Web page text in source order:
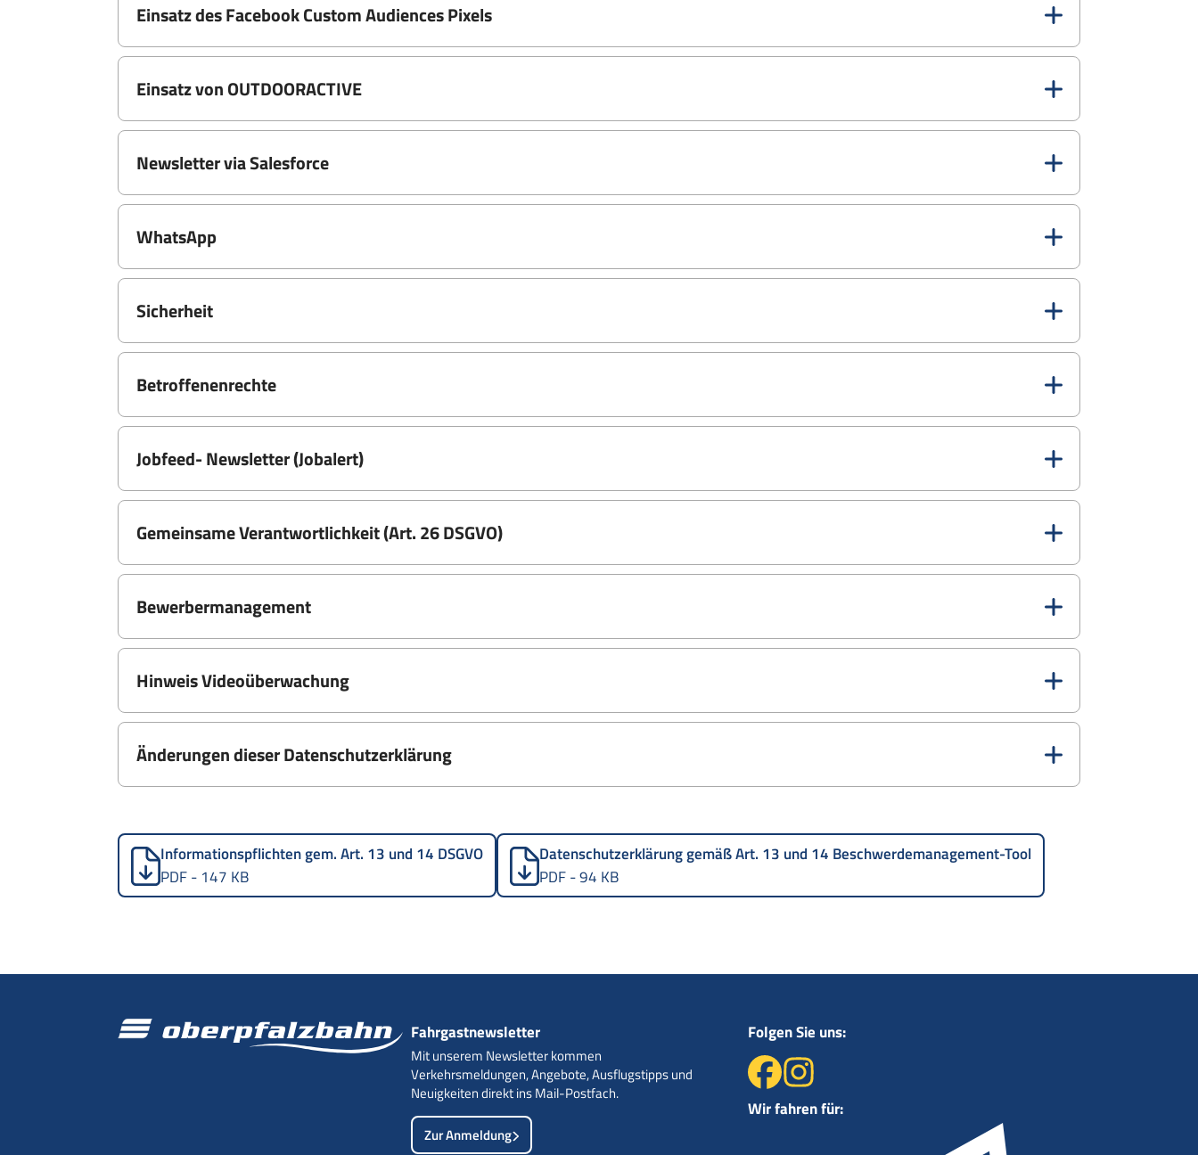
Einsatz des Facebook Custom Audiences Pixels
Einsatz von OUTDOORACTIVE
Newsletter via Salesforce
WhatsApp
Sicherheit
Betroffenenrechte
Jobfeed- Newsletter (Jobalert)
Gemeinsame Verantwortlichkeit (Art. 26 DSGVO)
Bewerbermanagement
Hinweis Videoüberwachung
Änderungen dieser Datenschutzerklärung
Informationspflichten gem. Art. 13 und 14 DSGVO
PDF - 147 KB
Datenschutzerklärung gemäß Art. 13 und 14 Beschwerdemanagement-Tool
PDF - 94 KB
Fahrgastnewsletter
Mit unserem Newsletter kommen
Verkehrsmeldungen, Angebote, Ausflugstipps und
Neuigkeiten direkt ins Mail-Postfach.
Zur Anmeldung
Folgen Sie uns:
Wir fahren für: